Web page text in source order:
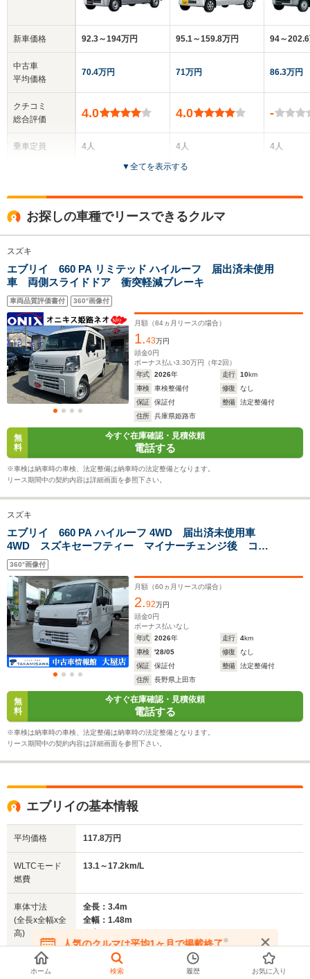
新車価格
中古車
平均価格
クチコミ
総合評価
乗車定員
サイズ
WLTCモード
燃費
駆動方式
92.3～194万円
70.4万円
4.0
4人
全高
1.9m
全幅
1.48m
ホイールベース
-m
13.8～17.2km/L
└市街地:11.7～
└郊外:14.4～
└高速道路:14.5～
17.7km/L
FR、4WD
95.1～159.8万円
71万円
4.0
4人
5ドア
1.8m～1.9m
全幅
-m
13.1～17.2km/L
└市街地:11.1～
└郊外:13.8～
FR、4WD
94～
86.3万円
-
4人
13.1～
▼全てを表示する
お探しの車種でリースできるクルマ
スズキ
エブリイ 660 PA リミテッド ハイルーフ 届出済未使用
車 両側スライドドア 衝突軽減ブレーキ
車両品質評価書付 360°画像付
月額（84ヵ月リースの場合）
1.43万円
頭金0円
ボーナス払い3.30万円（年2 回）
年式
2026年 走行 10km
車検
車検整備付 修復
なし
保証
保証付 整備
法定整備付
住所
兵庫県姫路市
無
料
今すぐ在庫確認・見積依頼
電話する
※車検は納車時の車検、法定整備は納車時の法定整備となります。
リース期間中の契約内容は詳細画面を参照下さい。
スズキ
エブリイ 660 PA ハイルーフ 4WD 届出済未使用車
4WD スズキセーフティー マイナーチェンジ後 コー
ナーセンサー パワーウィドウ ルーフトップシェル
フ CVT
360°画像付
月額（60 ヵ月リースの場合）
2.92万円
頭金0円
ボーナス払いなし
年式
2026年 走行 4km
車検
'28/05 修復
なし
保証
保証付 整備
法定整備付
住所
長野県上田市
無
料
今すぐ在庫確認・見積依頼
電話する
※車検は納車時の車検、法定整備は納車時の法定整備となります。
リース期間中の契約内容は詳細画面を参照下さい。
エブリイの基本情報
平均価格 117.8万円
WLTCモード
燃費
13.1～17.2km/L
車体寸法
(全長x全幅x全
高)
全長：3.4m
全幅：1.48m
もっと見る
人気のクルマは平均1ヶ月で掲載終了※
在庫が無くなる前にお問い合わせください
ホーム 検索 履歴 お気に入り